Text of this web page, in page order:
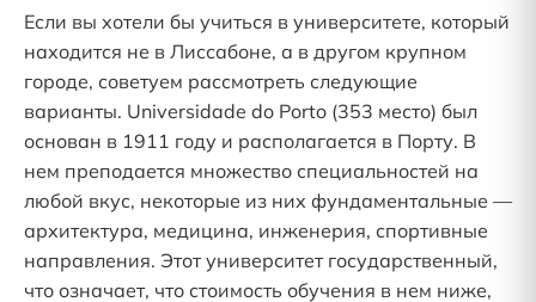
Если вы хотели бы учиться в университете, который
находится не в Лиссабоне, а в другом крупном
городе, советуем рассмотреть следующие
варианты. Universidade do Porto (353 место) был
основан в 1911 году и располагается в Порту. В
нем преподается множество специальностей на
любой вкус, некоторые из них фундаментальные —
архитектура, медицина, инженерия, спортивные
направления. Этот университет государственный,
что означает, что стоимость обучения в нем ниже,